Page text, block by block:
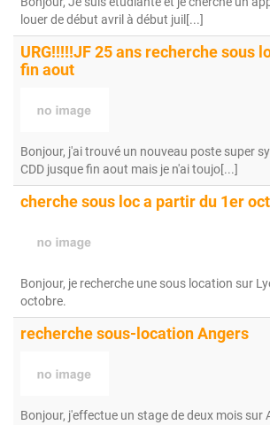
louer de début avril à début juil[...]
URG!!!!!JF 25 ans recherche sous
fin aout
Bonjour, j'ai trouvé un nouveau poste super
CDD jusque fin aout mais je n'ai toujo[...]
cherche sous loc a partir du 1er
Bonjour, je recherche une sous location sur
octobre.
recherche sous-location Angers
Bonjour, j'effectue un stage de deux mois sur